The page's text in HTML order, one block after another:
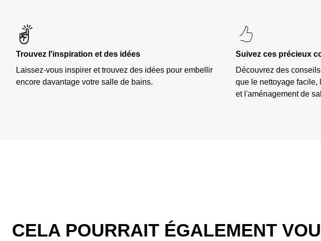
Trouvez l'inspiration et des idées
Laissez-vous inspirer et trouvez des idées pour embellir
encore davantage votre salle de bains.
Suivez ces précieux
Découvrez des
que le nettoyage
et l'aménagement de
CELA POURRAIT ÉGALEMENT